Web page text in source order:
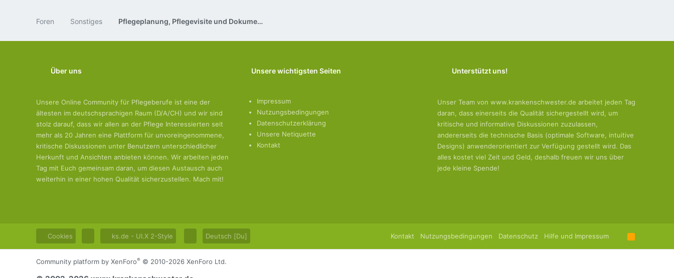
Foren Sonstiges Pflegeplanung, Pflegevisite und Dokumentation in der Pflege
Über uns
Unsere Online Community für Pflegeberufe ist eine der
ältesten im deutschsprachigen Raum (D/A/CH) und wir sind
stolz darauf, dass wir allen an der Pflege Interessierten seit
mehr als 20 Jahren eine Plattform für unvoreingenommene,
kritische Diskussionen unter Benutzern unterschiedlicher
Herkunft und Ansichten anbieten können. Wir arbeiten jeden
Tag mit Euch gemeinsam daran, um diesen Austausch auch
weiterhin in einer hohen Qualität sicherzustellen. Mach mit!
Unsere wichtigsten Seiten
Impressum
Nutzungsbedingungen
Datenschutzerklärung
Unsere Netiquette
Kontakt
Unterstützt uns!
Unser Team von www.krankenschwester.de arbeitet jeden Tag
daran, dass einerseits die Qualität sichergestellt wird, um
kritische und informative Diskussionen zuzulassen,
andererseits die technische Basis (optimale Software, intuitive
Designs) anwenderorientiert zur Verfügung gestellt wird. Das
alles kostet viel Zeit und Geld, deshalb freuen wir uns über
jede kleine Spende!
Cookies ks.de - UI.X 2-Style Deutsch [Du] Kontakt Nutzungsbedingungen Datenschutz Hilfe und Impressum
R
S
S
Community platform by XenForo® © 2010-2026 XenForo Ltd.